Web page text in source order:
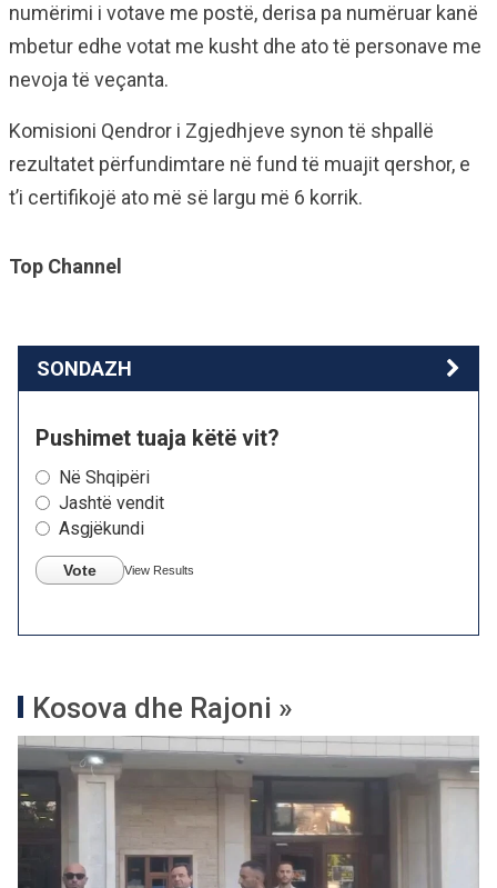
numërimi i votave me postë, derisa pa numëruar kanë
mbetur edhe votat me kusht dhe ato të personave me
nevoja të veçanta.
Komisioni Qendror i Zgjedhjeve synon të shpallë
rezultatet përfundimtare në fund të muajit qershor, e
t’i certifikojë ato më së largu më 6 korrik.
Top Channel
SONDAZH
Pushimet tuaja këtë vit?
Në Shqipëri
Jashtë vendit
Asgjëkundi
Vote View Results
Kosova dhe Rajoni »